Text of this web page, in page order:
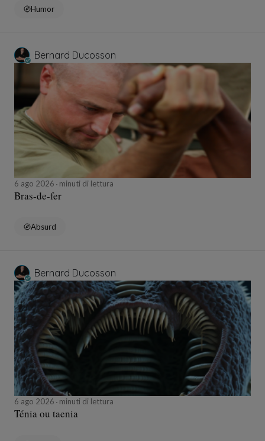
Humor
Bernard Ducosson
6 ago 2026 minuti di lettura
Bras-de-fer
Absurd
Bernard Ducosson
6 ago 2026 minuti di lettura
Ténia ou taenia